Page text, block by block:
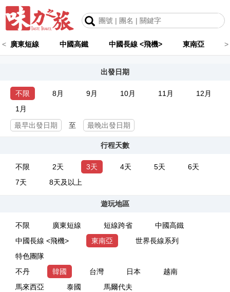
< 廣東短線 中國高鐵 中國長線 <飛機> 東南亞 >
出發日期
不限 8月 9月 10月 11月
12月
1月
至
行程天數
不限 2天 3天 4天 5天
6天
7天
8天及以上
遊玩地區
不限 廣東短線 短線跨省
中國高鐵
中國長線 <飛機>
東南亞
世界長線系列
特色團隊
不丹
韓國 台灣 日本
越南
馬來西亞
泰國 馬爾代夫